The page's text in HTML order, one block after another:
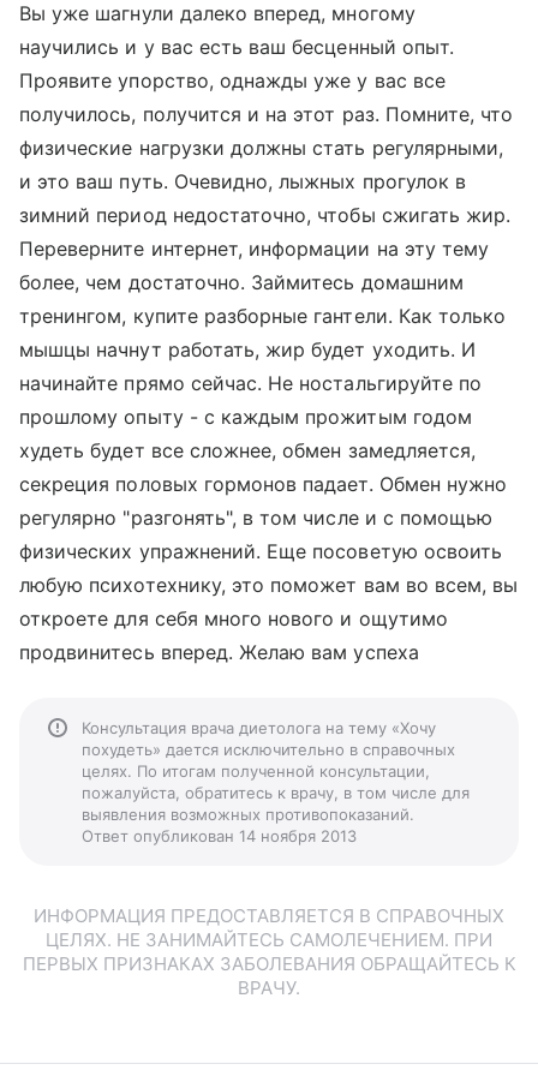
Вы уже шагнули далеко вперед, многому
научились и у вас есть ваш бесценный опыт.
Проявите упорство, однажды уже у вас все
получилось, получится и на этот раз. Помните, что
физические нагрузки должны стать регулярными,
и это ваш путь. Очевидно, лыжных прогулок в
зимний период недостаточно, чтобы сжигать жир.
Переверните интернет, информации на эту тему
более, чем достаточно. Займитесь домашним
тренингом, купите разборные гантели. Как только
мышцы начнут работать, жир будет уходить. И
начинайте прямо сейчас. Не ностальгируйте по
прошлому опыту - с каждым прожитым годом
худеть будет все сложнее, обмен замедляется,
секреция половых гормонов падает. Обмен нужно
регулярно "разгонять", в том числе и с помощью
физических упражнений. Еще посоветую освоить
любую психотехнику, это поможет вам во всем, вы
откроете для себя много нового и ощутимо
продвинитесь вперед. Желаю вам успеха
Консультация врача диетолога на тему «Хочу
похудеть» дается исключительно в справочных
целях. По итогам полученной консультации,
пожалуйста, обратитесь к врачу, в том числе для
выявления возможных противопоказаний.
Ответ опубликован 14 ноября 2013
ИНФОРМАЦИЯ ПРЕДОСТАВЛЯЕТСЯ В СПРАВОЧНЫХ
ЦЕЛЯХ. НЕ ЗАНИМАЙТЕСЬ САМОЛЕЧЕНИЕМ. ПРИ
ПЕРВЫХ ПРИЗНАКАХ ЗАБОЛЕВАНИЯ ОБРАЩАЙТЕСЬ К
ВРАЧУ.